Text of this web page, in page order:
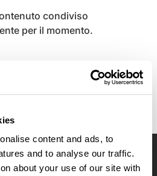
content and ads, to
and to analyse our traffic.
about your use of our site with
condiviso
per il momento.